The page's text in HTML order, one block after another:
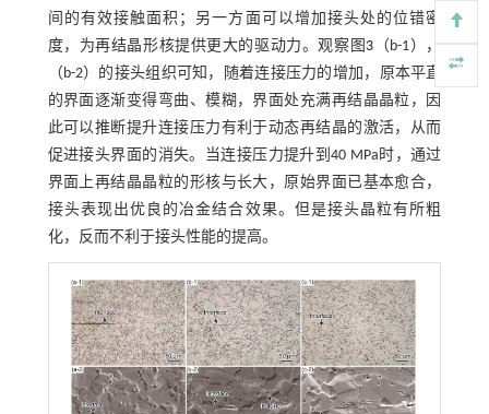
间的有效接触面积；另一方面可以增加接头处的位错密
度，为再结晶形核提供更大的驱动力。观察图 3 （b-1），
（b-2）的接头组织可知，随着连接压力的增加，原本平直
的界面逐渐变得弯曲、模糊，界面处充满再结晶晶粒，因
此可以推断提升连接压力有利于动态再结晶的激活，从而
促进接头界面的消失。当连接压力提升到40 MPa时，通过
界面上再结晶晶粒的形核与长大，原始界面已基本愈合，
接头表现出优良的冶金结合效果。但是接头晶粒有所粗
化，反而不利于接头性能的提高。